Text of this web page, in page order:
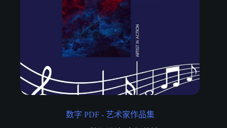
数字 PDF - 艺术家作品集